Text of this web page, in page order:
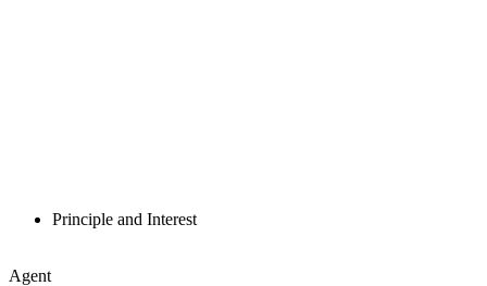
Principle and Interest
Agent